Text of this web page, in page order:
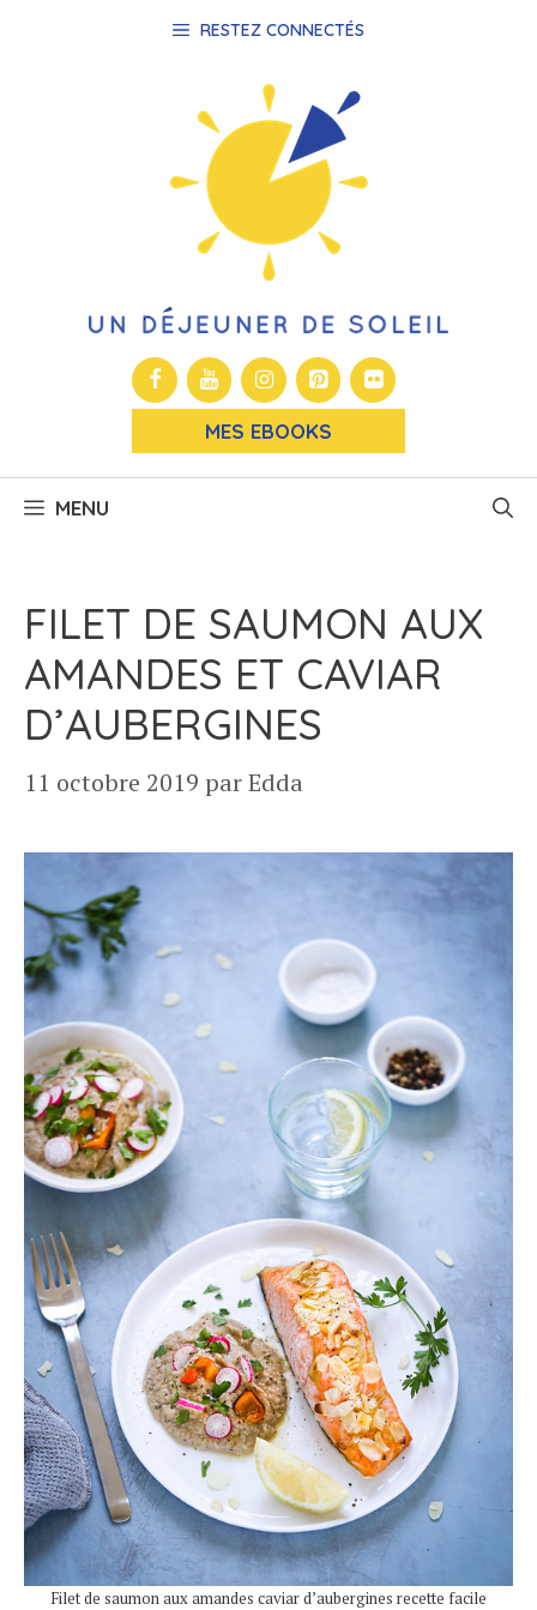
RESTEZ CONNECTÉS
MES EBOOKS
MENU
FILET DE SAUMON AUX
AMANDES ET CAVIAR
D’AUBERGINES
11 octobre 2019 parEdda
Filet de saumon aux amandes caviar d’aubergines recette facile